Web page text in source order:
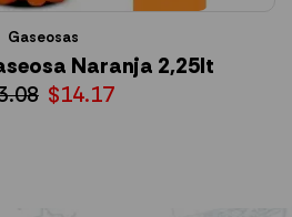
Gaseosas
Naranja 2,25lt
$14.17